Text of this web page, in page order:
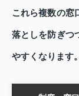
これら複数の窓
落としを防ぎつ
やすくなります。